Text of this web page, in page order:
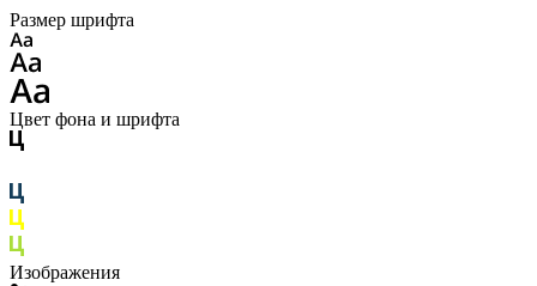
Размер шрифта
Цвет фона и шрифта
Изображения